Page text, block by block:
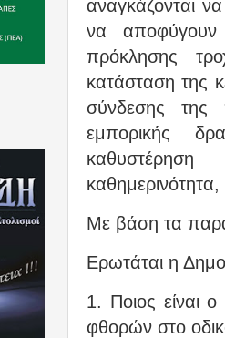
αναγκάζονται
να αποφύγουν
πρόκλησης
κατάσταση της
σύνδεσης της
εμπορικής
Με βάση τα
Ερωτάται η
1. Ποιος είναι
φθορών στο